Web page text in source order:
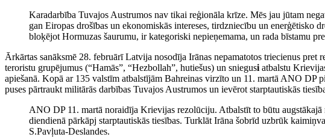
Karadarbība Tuvajos Austrumos nav tikai reģionāla krīze. Mēs jau jūtam
gan Eiropas drošības un ekonomiskās intereses, tirdzniecību un enerģētisko
bloķējot Hormuzas šaurumu, ir kategoriski nepieņemama, un rada bīstamu
Ārkārtas sanāksmē 28. februārī Latvija nosodīja Irānas nepamatotos triecienus
teroristu grupējumus (“Hamās”, “Hezbollah”, hutiešus) un sniegusi atbalstu
apiešanā. Kopā ar 135 valstīm atbalstījām Bahreinas virzīto un 11. martā ANO
puses pārtraukt militārās darbības Tuvajos Austrumos un ievērot starptautiskās
ANO DP 11. martā noraidīja Krievijas rezolūciju. Atbalstīt to būtu
diendienā pārkāpj starptautiskās tiesības. Turklāt Irāna šobrīd uzbrūk
S.Pavļuta-Deslandes.